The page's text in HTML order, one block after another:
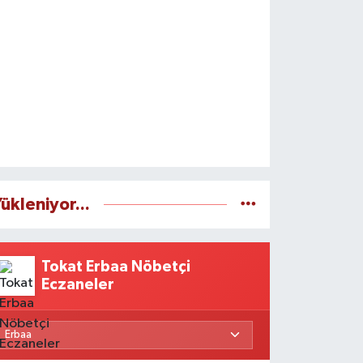
Tokat Erbaa Nöbetçi
Eczaneler